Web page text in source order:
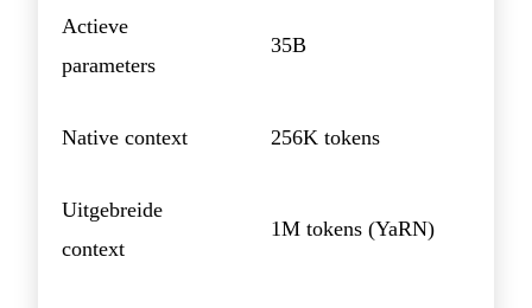
Actieve
parameters
35B
Native context 256K tokens
Uitgebreide
context
1M tokens (YaRN)